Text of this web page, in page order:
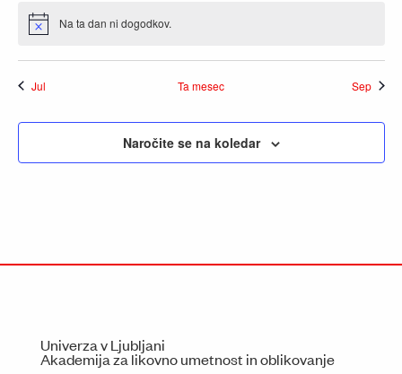
NoticeNa ta dan ni dogodkov.
Jul Ta mesec Sep
Naročite se na koledar
Univerza v Ljubljani
Akademija za likovno umetnost in oblikovanje